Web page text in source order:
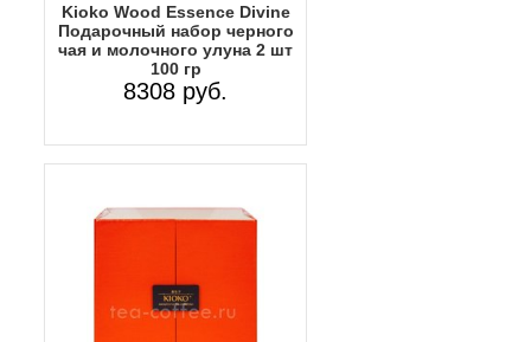
Kioko Wood Essence Divine
Подарочный набор черного
чая и молочного улуна 2 шт
100 гр
8308 руб.